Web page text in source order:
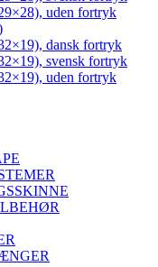
uden fortryk
dansk fortryk
svensk fortryk
uden fortryk